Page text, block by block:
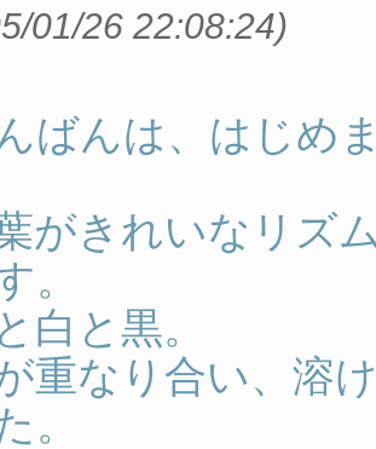
01/26 22:08:24)
ばんは、はじめ
がきれいなリズ
。
白と黒。
重なり合い、溶
。